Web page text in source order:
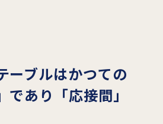
ーブルはかつての
であり「応接間」